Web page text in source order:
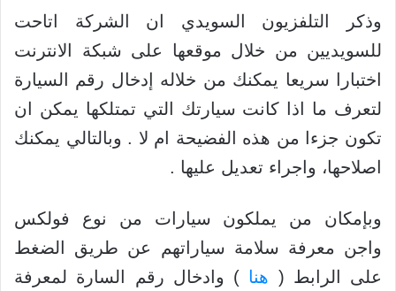
وذكر التلفزيون السويدي ان الشركة اتاحت
للسويديين من خلال موقعها على شبكة الانترنت
اختبارا سريعا يمكنك من خلاله إدخال رقم السيارة
لتعرف ما اذا كانت سيارتك التي تمتلكها يمكن ان
تكون جزءا من هذه الفضيحة ام لا . وبالتالي يمكنك
اصلاحها، واجراء تعديل عليها .
وبإمكان من يملكون سيارات من نوع فولكس
واجن معرفة سلامة سياراتهم عن طريق الضغط
على الرابط ( هنا ) وادخال رقم السارة لمعرفة